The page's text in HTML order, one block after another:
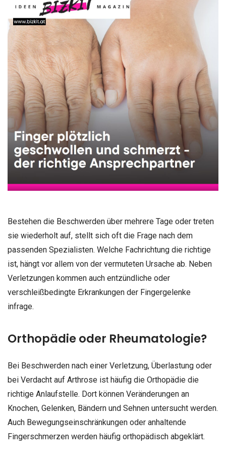
Bestehen die Beschwerden über mehrere Tage oder treten
sie wiederholt auf, stellt sich oft die Frage nach dem
passenden Spezialisten. Welche Fachrichtung die richtige
ist, hängt vor allem von der vermuteten Ursache ab. Neben
Verletzungen kommen auch entzündliche oder
verschleißbedingte Erkrankungen der Fingergelenke
infrage.
Orthopädie oder Rheumatologie?
Bei Beschwerden nach einer Verletzung, Überlastung oder
bei Verdacht auf Arthrose ist häufig die Orthopädie die
richtige Anlaufstelle. Dort können Veränderungen an
Knochen, Gelenken, Bändern und Sehnen untersucht werden.
Auch Bewegungseinschränkungen oder anhaltende
Fingerschmerzen werden häufig orthopädisch abgeklärt.